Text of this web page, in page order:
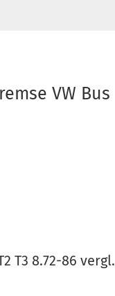
VW Bus
T3 8.72-86 vergl.